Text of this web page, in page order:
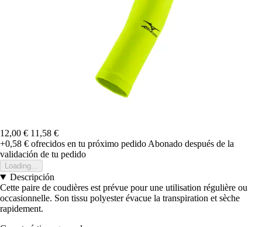
12,00 € 11,58 €
+0,58 € ofrecidos en tu próximo pedido Abonado después de la
validación de tu pedido
Loading...
Descripción
Cette paire de coudières est prévue pour une utilisation régulière ou
occasionnelle. Son tissu polyester évacue la transpiration et sèche
rapidement.